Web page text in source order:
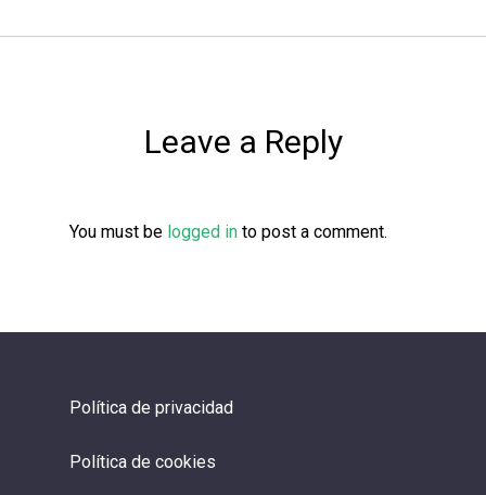
Leave a Reply
You must be logged in to post a comment.
Política de privacidad
Política de cookies